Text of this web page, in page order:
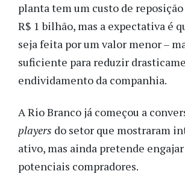
planta tem um custo de
R$ 1 bilhão, mas a expectativa é
seja feita por um valor menor –
suficiente para reduzir
endividamento da companhia.
A Rio Branco já começou a
players do setor que mostraram
ativo, mas ainda pretende
potenciais compradores.